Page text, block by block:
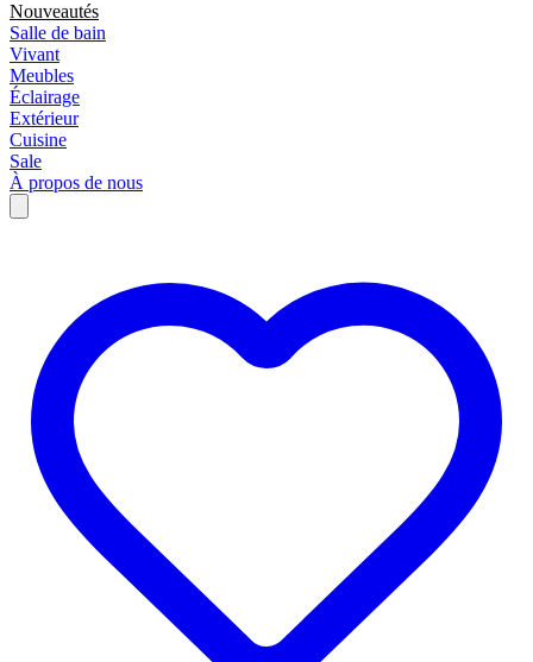
Nouveautés
Salle de bain
Vivant
Meubles
Éclairage
Extérieur
Cuisine
Sale
À propos de nous